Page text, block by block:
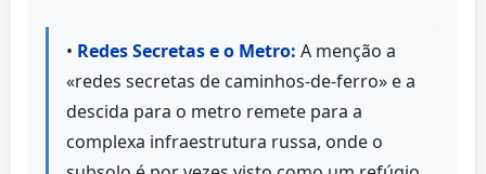
• Redes Secretas e o Metro: A menção a
«redes secretas de caminhos-de-ferro» e a
descida para o metro remete para a
complexa infraestrutura russa, onde o